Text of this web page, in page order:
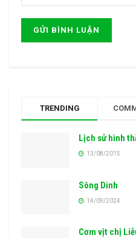
TRENDING
Lịch sử hình
13/08/2015
Sông Dinh
14/09/2024
Cơm vịt chị